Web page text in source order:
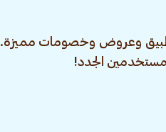
وعروض وخصومات مميزة.
الجدد!